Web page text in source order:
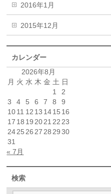
2016年1月
2015年12月
カレンダー
2026年8月
月 火 水 木 金 土 日
1
2
3
4 5 6 7 8
9
1011 12 13 1415 16
17 18 19 2021 22 23
2425 26 27 28 29 30
31
« 7月
検索